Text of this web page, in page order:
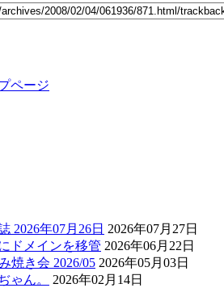
ページ
2026年07月26日 2026年07月27日
ドメインを移管 2026年06月22日
焼き会 2026/05 2026年05月03日
ゃん。
2026年02月14日